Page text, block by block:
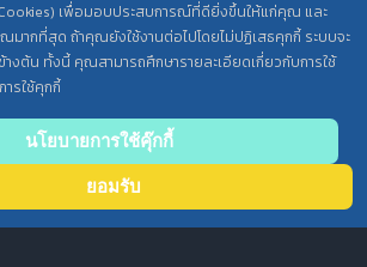
เพื่อมอบประสบการณ์ที่ดียิ่งขึ้นให้แก่คุณ และ
มากที่สุด ถ้าคุณยังใช้งานต่อไปโดยไม่ปฏิเสธคุกกี้ ระบบจะ
งต้น ทั้งนี้ คุณสามารถศึกษารายละเอียดเกี่ยวกับการใช้
ารใช้คุกกี้
นโยบายการใช้คุ๊กกี้
ยอมรับ
ยการคุ้มครองข้อมูลส่วนบุคคล วศ. /
ว (Privacy Notice) สำหรับการบริการสารสนเทศ
to top